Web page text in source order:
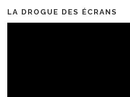
LA DROGUE DES ÉCRANS